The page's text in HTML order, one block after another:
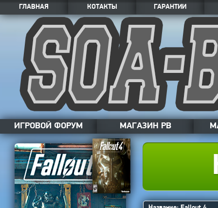
ГЛАВНАЯ КОТАКТЫ ГАРАНТИИ
ИГРОВОЙ ФОРУМ МАГАЗИН PB